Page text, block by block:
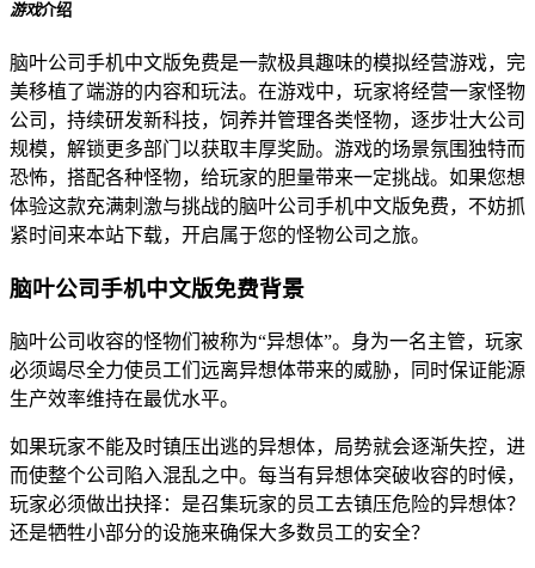
游戏介绍
脑叶公司手机中文版免费是一款极具趣味的模拟经营游戏，完
美移植了端游的内容和玩法。在游戏中，玩家将经营一家怪物
公司，持续研发新科技，饲养并管理各类怪物，逐步壮大公司
规模，解锁更多部门以获取丰厚奖励。游戏的场景氛围独特而
恐怖，搭配各种怪物，给玩家的胆量带来一定挑战。如果您想
体验这款充满刺激与挑战的脑叶公司手机中文版免费，不妨抓
紧时间来本站下载，开启属于您的怪物公司之旅。
脑叶公司手机中文版免费背景
脑叶公司收容的怪物们被称为“异想体”。身为一名主管，玩家
必须竭尽全力使员工们远离异想体带来的威胁，同时保证能源
生产效率维持在最优水平。
如果玩家不能及时镇压出逃的异想体，局势就会逐渐失控，进
而使整个公司陷入混乱之中。每当有异想体突破收容的时候，
玩家必须做出抉择：是召集玩家的员工去镇压危险的异想体？
还是牺牲小部分的设施来确保大多数员工的安全？